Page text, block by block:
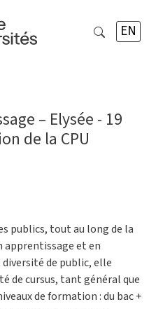
EN
– Elysée - 19
de la CPU
publics, tout au long de la
et en
de public, elle
de cursus, tant général que
de formation : du bac +